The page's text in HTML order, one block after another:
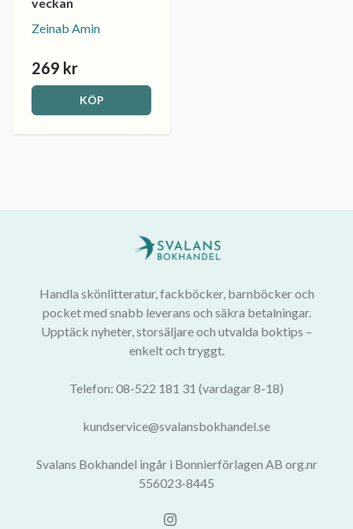
Zeinab Amin
269 kr
KÖP
Handla skönlitteratur, fackböcker, barnböcker och
pocket med snabb leverans och säkra betalningar.
Upptäck nyheter, storsäljare och utvalda boktips –
enkelt och tryggt.
Telefon: 08-522 181 31 (vardagar 8-18)
kundservice@svalansbokhandel.se
Svalans Bokhandel ingår i Bonnierförlagen AB org.nr
556023-8445